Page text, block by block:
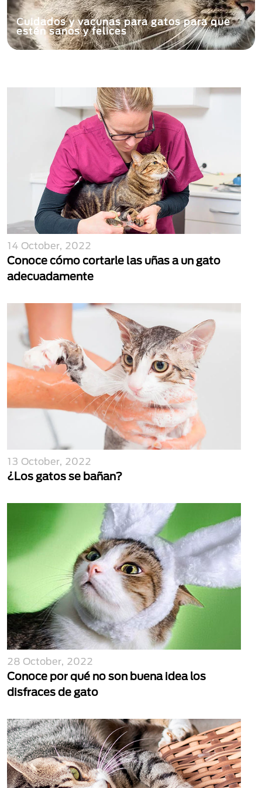
Cuidados y vacunas para gatos para que
estén sanos y felices
14 October, 2022
Conoce cómo cortarle las uñas a un gato
adecuadamente
13 October, 2022
¿Los gatos se bañan?
28 October, 2022
Conoce por qué no son buena idea los
disfraces de gato